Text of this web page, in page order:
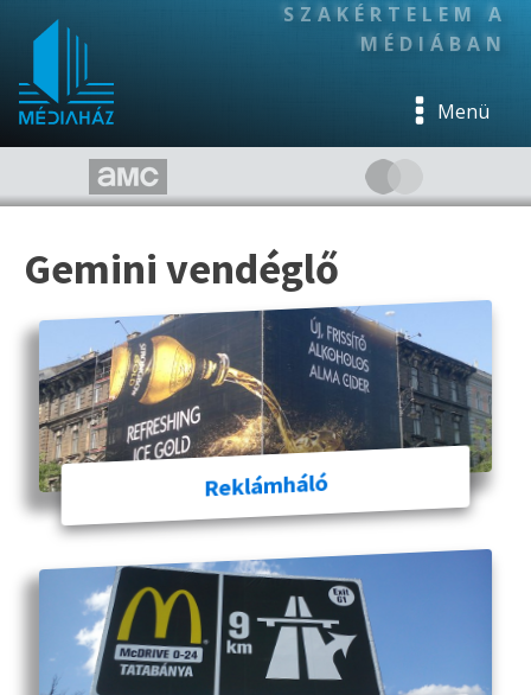
SZAKÉRTELEM A
MÉDIÁBAN
Menü
Gemini vendéglő
Reklámháló